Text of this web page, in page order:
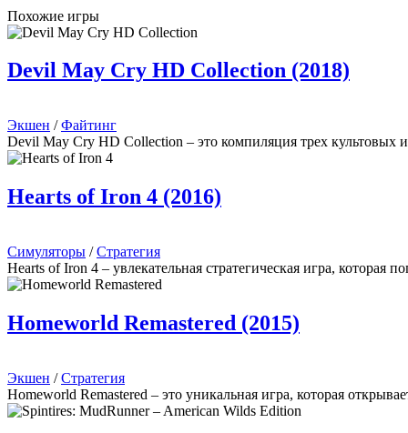
Похожие игры
Devil May Cry HD Collection (2018)
Экшен /Файтинг
Devil May Cry HD Collection – это компиляция трех культовых
Hearts of Iron 4 (2016)
Симуляторы /Стратегия
Hearts of Iron 4 – увлекательная стратегическая игра, которая
Homeworld Remastered (2015)
Экшен /Стратегия
Homeworld Remastered – это уникальная игра, которая